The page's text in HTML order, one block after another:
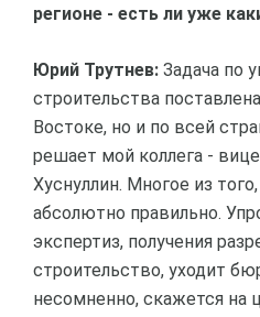
регионе - есть ли уже
Юрий Трутнев: Задача по
строительства
Востоке, но и по всей
решает мой коллега -
Хуснуллин. Многое из
абсолютно правильно.
экспертиз, получения
строительство, уходит
несомненно, скажется на